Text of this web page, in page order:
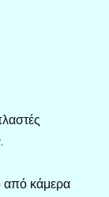
από κάμερα